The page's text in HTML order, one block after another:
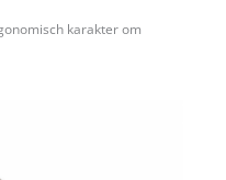
karakter om